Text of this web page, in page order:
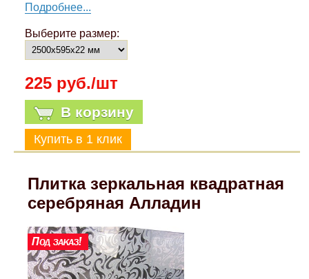
Подробнее...
Выберите размер:
225 руб./шт
В корзину
Плитка зеркальная квадратная
серебряная Алладин